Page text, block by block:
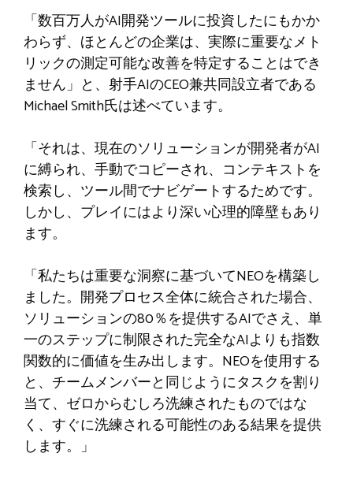
「数百万人がAI開発ツールに投資したにもかか
わらず、ほとんどの企業は、実際に重要なメト
リックの測定可能な改善を特定することはでき
ません」と、射手AIのCEO兼共同設立者である
Michael Smith氏は述べています。
「それは、現在のソリューションが開発者がAI
に縛られ、手動でコピーされ、コンテキストを
検索し、ツール間でナビゲートするためです。
しかし、プレイにはより深い心理的障壁もあり
ます。
「私たちは重要な洞察に基づいてNEOを構築し
ました。開発プロセス全体に統合された場合、
ソリューションの80％を提供するAIでさえ、単
一のステップに制限された完全なAIよりも指数
関数的に価値を生み出します。NEOを使用する
と、チームメンバーと同じようにタスクを割り
当て、ゼロからむしろ洗練されたものではな
く、すぐに洗練される可能性のある結果を提供
します。」